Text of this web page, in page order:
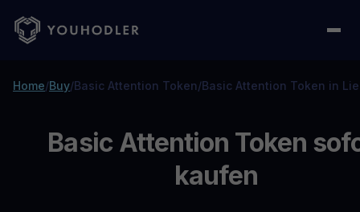
Home/Buy/Basic Attention Token/Basic Attention Token in
Basic Attention Token
kaufen